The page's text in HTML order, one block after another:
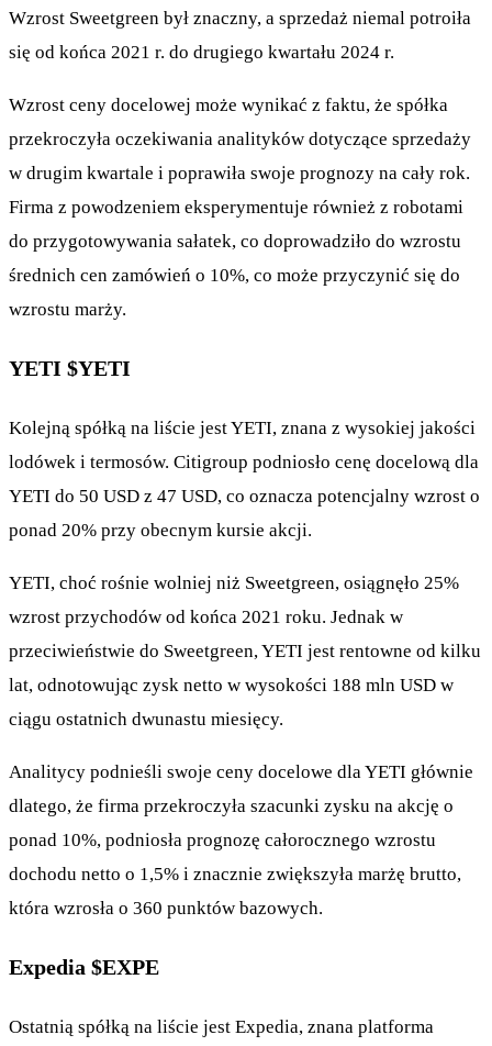
Wzrost Sweetgreen był znaczny, a sprzedaż niemal potroiła
się od końca 2021 r. do drugiego kwartału 2024 r.
Wzrost ceny docelowej może wynikać z faktu, że spółka
przekroczyła oczekiwania analityków dotyczące sprzedaży
w drugim kwartale i poprawiła swoje prognozy na cały rok.
Firma z powodzeniem eksperymentuje również z robotami
do przygotowywania sałatek, co doprowadziło do wzrostu
średnich cen zamówień o 10%, co może przyczynić się do
wzrostu marży.
YETI $YETI
Kolejną spółką na liście jest YETI, znana z wysokiej jakości
lodówek i termosów. Citigroup podniosło cenę docelową dla
YETI do 50 USD z 47 USD, co oznacza potencjalny wzrost o
ponad 20% przy obecnym kursie akcji.
YETI, choć rośnie wolniej niż Sweetgreen, osiągnęło 25%
wzrost przychodów od końca 2021 roku. Jednak w
przeciwieństwie do Sweetgreen, YETI jest rentowne od kilku
lat, odnotowując zysk netto w wysokości 188 mln USD w
ciągu ostatnich dwunastu miesięcy.
Analitycy podnieśli swoje ceny docelowe dla YETI głównie
dlatego, że firma przekroczyła szacunki zysku na akcję o
ponad 10%, podniosła prognozę całorocznego wzrostu
dochodu netto o 1,5% i znacznie zwiększyła marżę brutto,
która wzrosła o 360 punktów bazowych.
Expedia $EXPE
Ostatnią spółką na liście jest Expedia, znana platforma